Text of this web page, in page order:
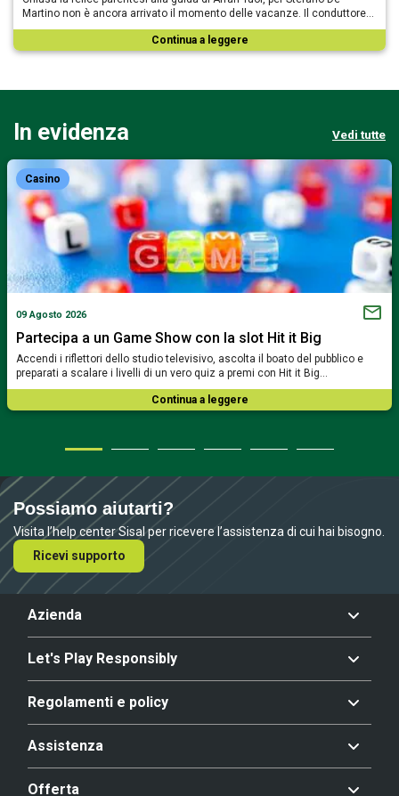
Martino non è ancora arrivato il momento delle vacanze. Il conduttore…
Continua a leggere
In evidenza Vedi tutte
Casino
09 Agosto 2026
Partecipa a un Game Show con la slot Hit it Big
Accendi i riflettori dello studio televisivo, ascolta il boato del pubblico e
preparati a scalare i livelli di un vero quiz a premi con Hit it Big…
Continua a leggere
Possiamo aiutarti?
Visita l’help center Sisal per ricevere l’assistenza di cui hai bisogno.
Ricevi supporto
Azienda
Let's Play Responsibly
Regolamenti e policy
Assistenza
Offerta